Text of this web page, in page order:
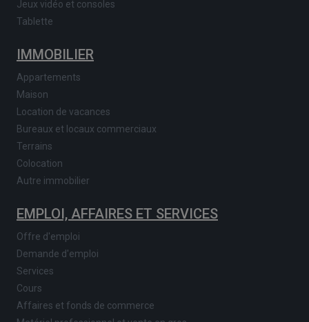
Jeux vidéo et consoles
Tablette
IMMOBILIER
Appartements
Maison
Location de vacances
Bureaux et locaux commerciaux
Terrains
Colocation
Autre immobilier
EMPLOI, AFFAIRES ET SERVICES
Offre d'emploi
Demande d'emploi
Services
Cours
Affaires et fonds de commerce